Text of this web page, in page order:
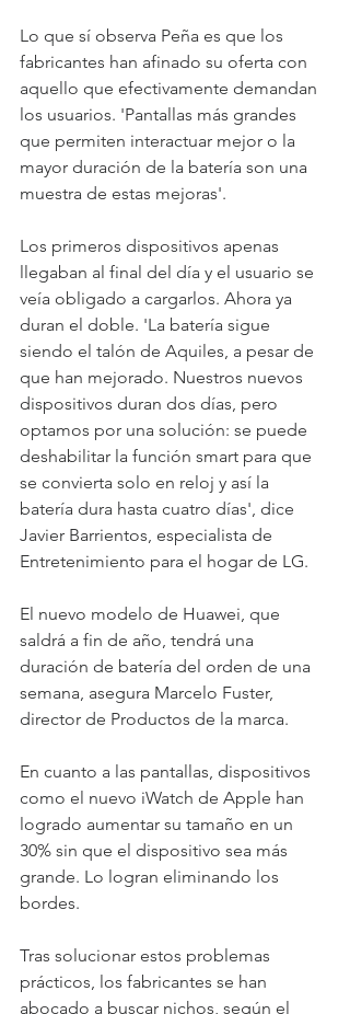
Lo que sí observa Peña es que los
fabricantes han afinado su oferta con
aquello que efectivamente demandan
los usuarios. 'Pantallas más grandes
que permiten interactuar mejor o la
mayor duración de la batería son una
muestra de estas mejoras'.
Los primeros dispositivos apenas
llegaban al final del día y el usuario se
veía obligado a cargarlos. Ahora ya
duran el doble. 'La batería sigue
siendo el talón de Aquiles, a pesar de
que han mejorado. Nuestros nuevos
dispositivos duran dos días, pero
optamos por una solución: se puede
deshabilitar la función smart para que
se convierta solo en reloj y así la
batería dura hasta cuatro días', dice
Javier Barrientos, especialista de
Entretenimiento para el hogar de LG.
El nuevo modelo de Huawei, que
saldrá a fin de año, tendrá una
duración de batería del orden de una
semana, asegura Marcelo Fuster,
director de Productos de la marca.
En cuanto a las pantallas, dispositivos
como el nuevo iWatch de Apple han
logrado aumentar su tamaño en un
30% sin que el dispositivo sea más
grande. Lo logran eliminando los
bordes.
Tras solucionar estos problemas
prácticos, los fabricantes se han
abocado a buscar nichos, según el